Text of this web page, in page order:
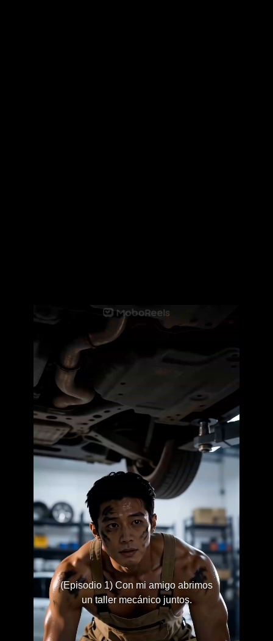
(Episodio 1) Con mi amigo abrimos
un taller mecánico juntos.